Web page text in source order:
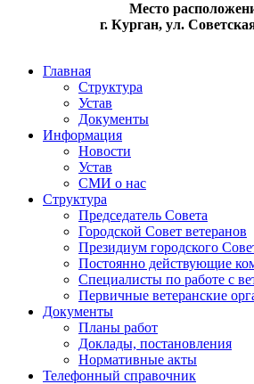
Место
г. Курган, ул.
Главная
Структура
Устав
Документы
Информация
Новости
Устав
СМИ о нас
Структура
Председатель Совета
Городской Совет ветеранов
Президиум городского
Постоянно действующие
Специалисты по работе с
Первичные ветеранские
Документы
Планы работ
Доклады, постановления
Нормативные акты
Телефонный справочник